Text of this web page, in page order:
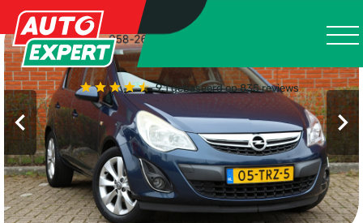
9.1gebaseerd op 835 reviews